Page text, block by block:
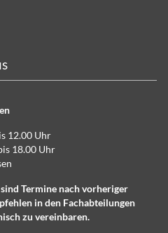
12.00 Uhr
18.00 Uhr
Termine nach vorheriger
in den Fachabteilungen
zu vereinbaren.